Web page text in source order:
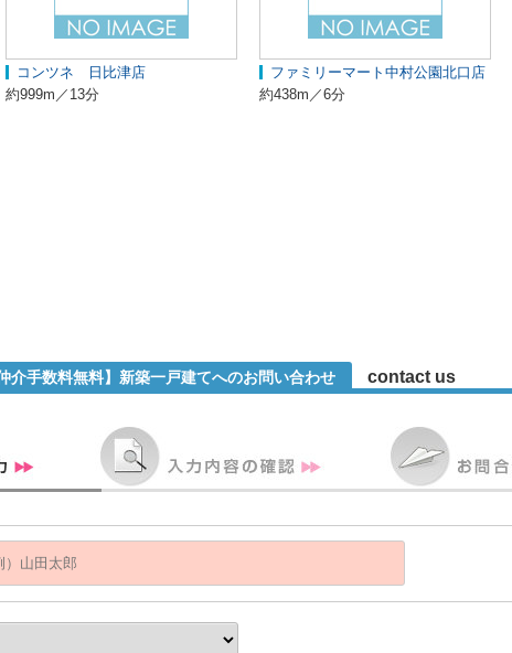
コンツネ 日比津店
約999m／13分
ファミリーマート中村公園北口店
約438m／6分
介手数料無料】新築一戸建てへのお問い合わせ contact us